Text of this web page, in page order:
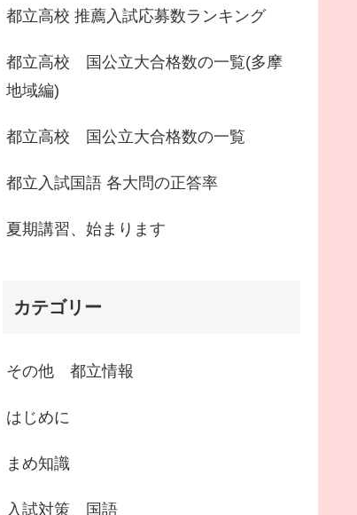
都立高校 推薦入試応募数ランキング
都立高校 国公立大合格数の一覧(多摩
地域編)
都立高校 国公立大合格数の一覧
都立入試国語 各大問の正答率
夏期講習、始まります
カテゴリー
その他 都立情報
はじめに
まめ知識
入試対策 国語